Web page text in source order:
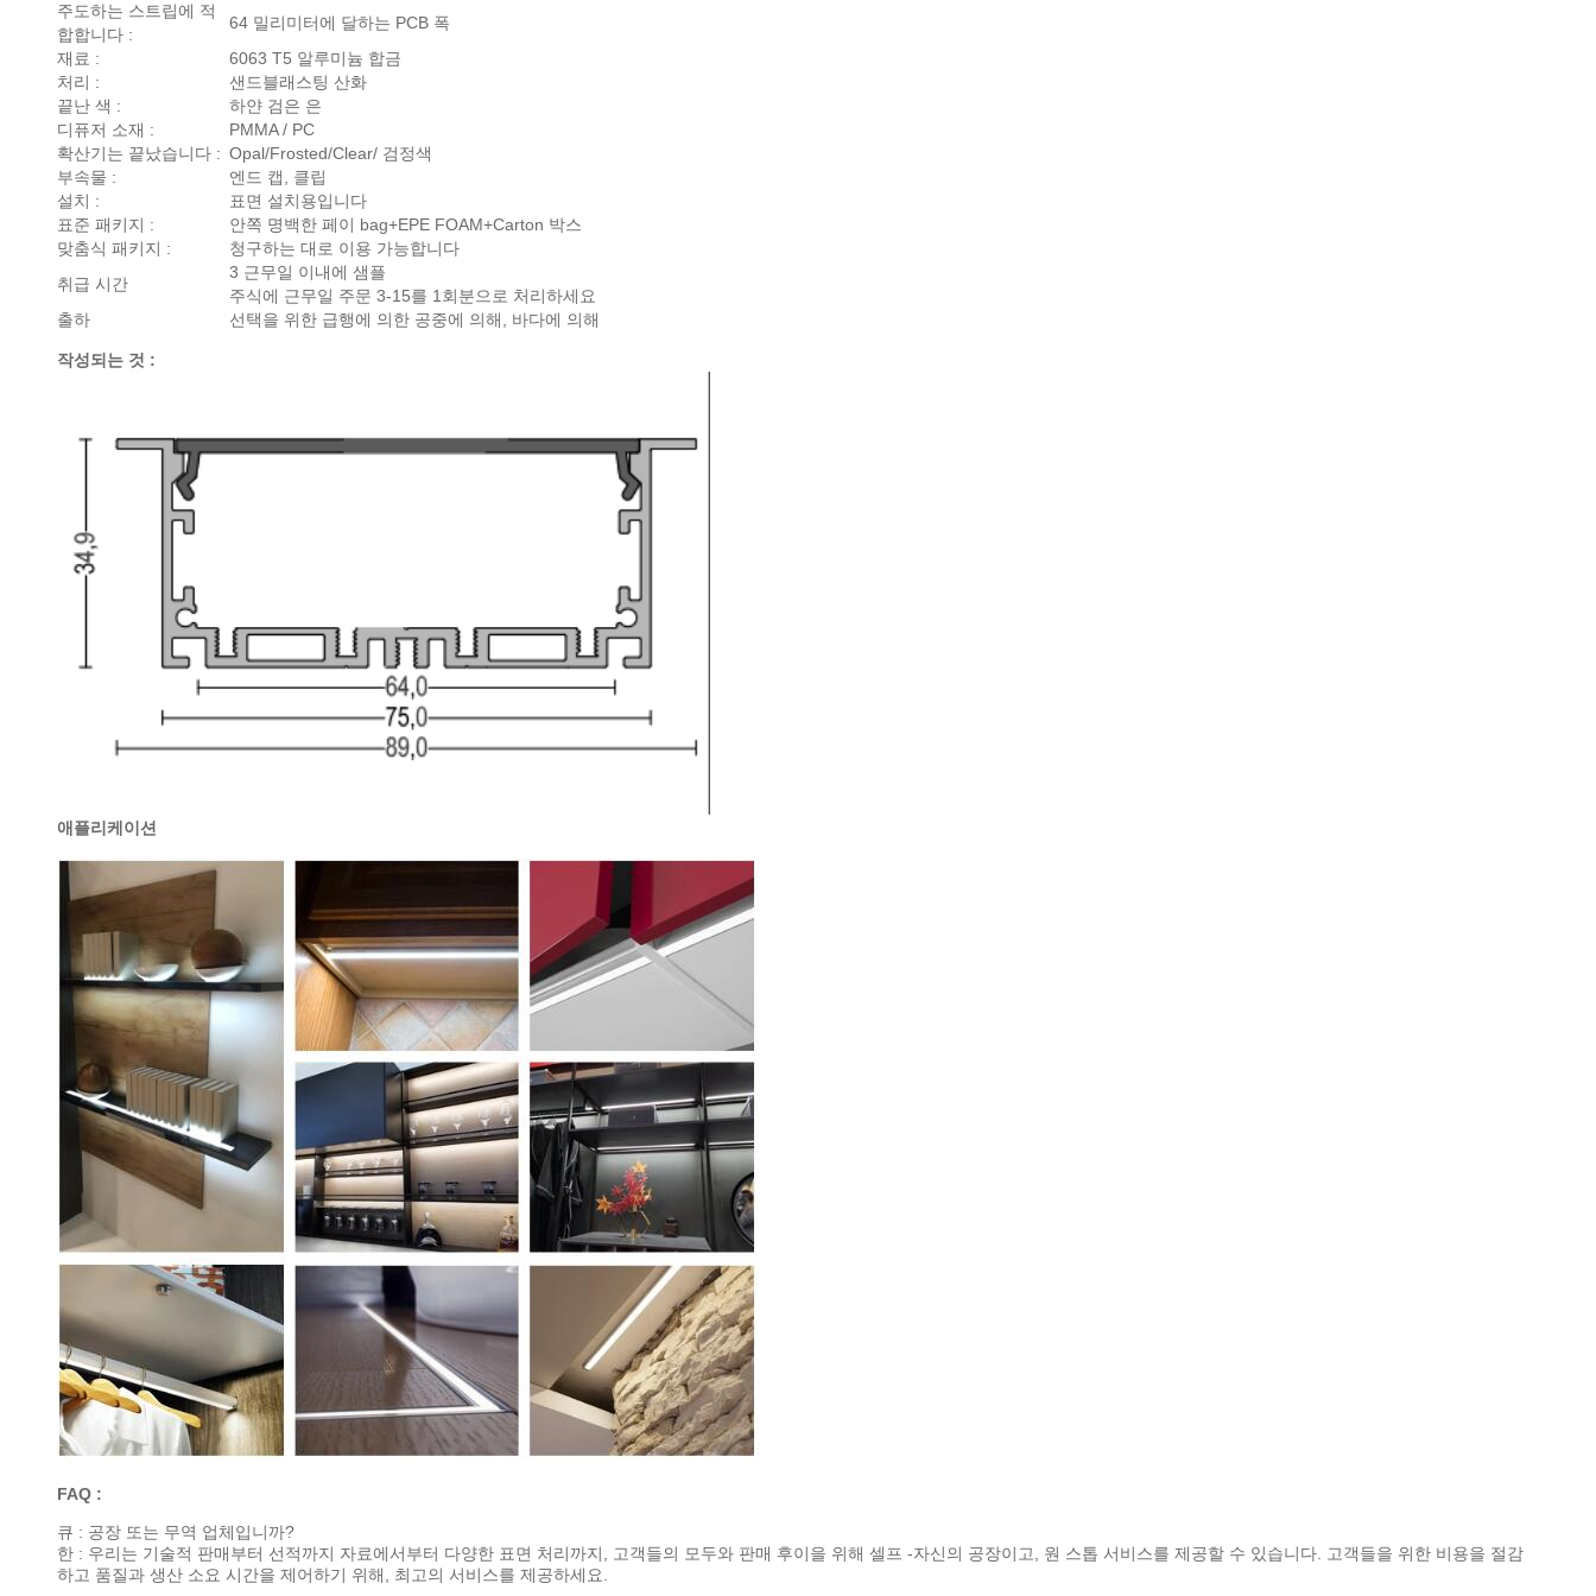
주도하는 스트립에 적
합합니다 :
64 밀리미터에 달하는 PCB 폭
재료 :
6063 T5 알루미늄 합금
처리 :
샌드블래스팅 산화
끝난 색 :
하얀 검은 은
디퓨저 소재 :
PMMA / PC
확산기는 끝났습니다 : Opal/Frosted/Clear/ 검정색
부속물 :
엔드 캡, 클립
설치 :
표면 설치용입니다
표준 패키지 :
안쪽 명백한 페이 bag+EPE FOAM+Carton 박스
맞춤식 패키지 :
청구하는 대로 이용 가능합니다
취급 시간
3 근무일 이내에 샘플
주식에 근무일 주문 3-15를 1회분으로 처리하세요
출하
선택을 위한 급행에 의한 공중에 의해, 바다에 의해
작성되는 것 :
애플리케이션
FAQ :
큐 : 공장 또는 무역 업체입니까?
한 : 우리는 기술적 판매부터 선적까지 자료에서부터 다양한 표면 처리까지, 고객들의 모두와 판매 후이을 위해 셀프 -자신의 공장이고, 원 스톱 서비스를 제공할 수 있습니다. 고객들을 위한 비용을 절감
하고 품질과 생산 소요 시간을 제어하기 위해, 최고의 서비스를 제공하세요.